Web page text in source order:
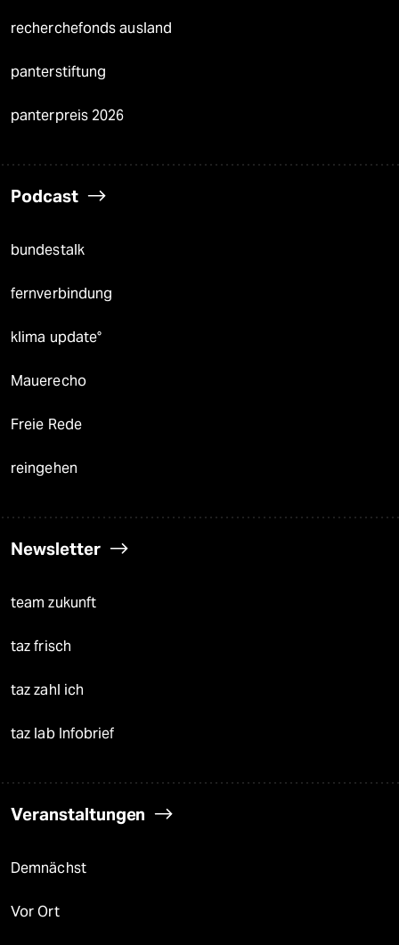
recherchefonds ausland
panterstiftung
panterpreis 2026
Podcast
bundestalk
fernverbindung
klima update°
Mauerecho
Freie Rede
reingehen
Newsletter
team zukunft
taz frisch
taz zahl ich
taz lab Infobrief
Veranstaltungen
Demnächst
Vor Ort